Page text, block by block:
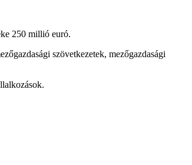
250 millió euró.
szövetkezetek, mezőgazdasági